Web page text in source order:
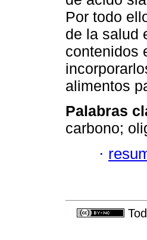
Por todo
de la salud
contenidos
alimentos
Palabras
carbono;
·